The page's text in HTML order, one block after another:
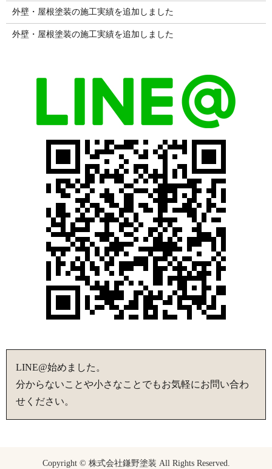
外壁・屋根塗装の施工実績を追加しました
外壁・屋根塗装の施工実績を追加しました
LINE@始めました。
分からないことや小さなことでもお気軽にお問い合わ
せください。
Copyright © 株式会社鎌野塗装 All Rights Reserved.